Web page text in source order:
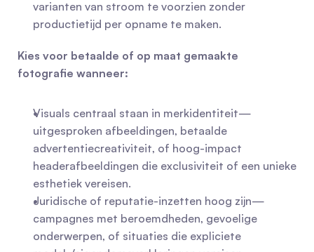
varianten van stroom te voorzien zonder
productietijd per opname te maken.
Kies voor betaalde of op maat gemaakte
fotografie wanneer:
Visuals centraal staan in merkidentiteit—
uitgesproken afbeeldingen, betaalde
advertentiecreativiteit, of hoog-impact
headerafbeeldingen die exclusiviteit of een unieke
esthetiek vereisen.
Juridische of reputatie-inzetten hoog zijn—
campagnes met beroemdheden, gevoelige
onderwerpen, of situaties die expliciete